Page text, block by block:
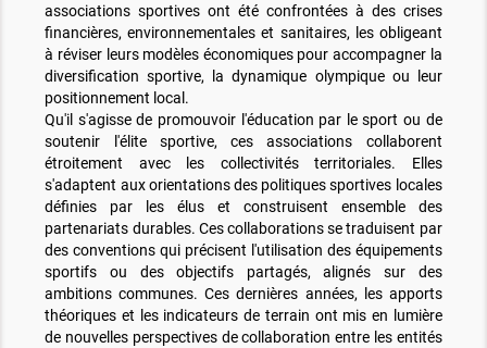
associations sportives ont été confrontées à des crises
financières, environnementales et sanitaires, les obligeant
à réviser leurs modèles économiques pour accompagner la
diversification sportive, la dynamique olympique ou leur
positionnement local.
Qu'il s'agisse de promouvoir l'éducation par le sport ou de
soutenir l'élite sportive, ces associations collaborent
étroitement avec les collectivités territoriales. Elles
s'adaptent aux orientations des politiques sportives locales
définies par les élus et construisent ensemble des
partenariats durables. Ces collaborations se traduisent par
des conventions qui précisent l'utilisation des équipements
sportifs ou des objectifs partagés, alignés sur des
ambitions communes. Ces dernières années, les apports
théoriques et les indicateurs de terrain ont mis en lumière
de nouvelles perspectives de collaboration entre les entités